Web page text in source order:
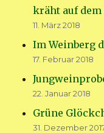
kräht auf
11. März 2018
Im Weinberg
17. Februar 2018
22. Januar 2018
Grüne
31. Dezember